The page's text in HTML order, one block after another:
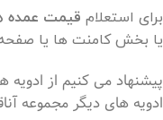
برای استعلام قیمت عمده
یا بخش کامنت ها یا صفحه
پیشنهاد می کنیم از ادویه
ادویه های دیگر مجموعه